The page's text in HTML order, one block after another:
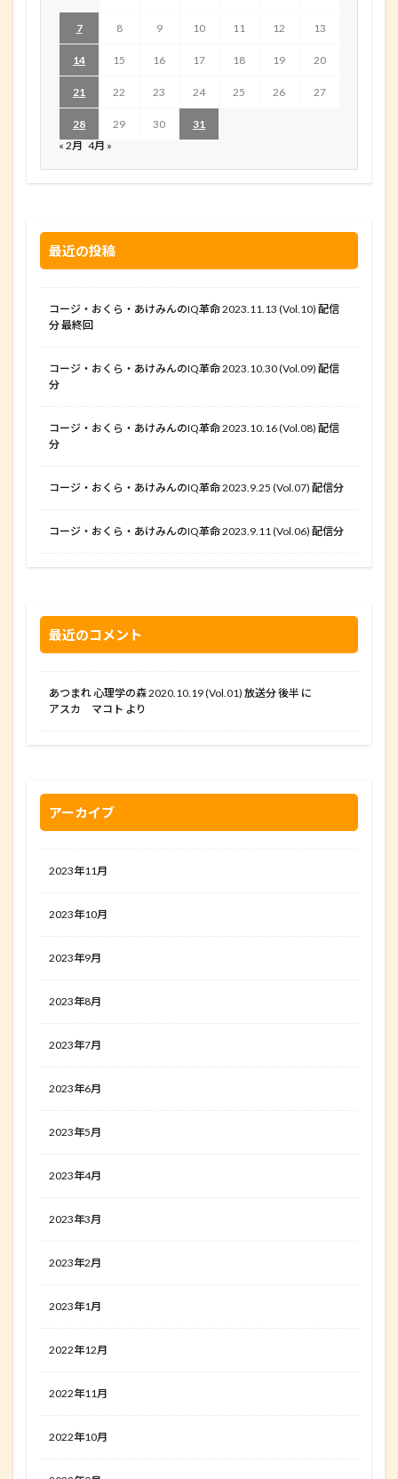
7 8 9 10 11 12 13
14 15 16 17 18 19 20
21 22 23 24 25 26 27
28 29 30
31
« 2月 4月 »
最近の投稿
コージ・おくら・あけみんのIQ革命 2023.11.13 (Vol.10) 配信
分 最終回
コージ・おくら・あけみんのIQ革命 2023.10.30 (Vol.09) 配信
分
コージ・おくら・あけみんのIQ革命 2023.10.16 (Vol.08) 配信
分
コージ・おくら・あけみんのIQ革命 2023.9.25 (Vol.07) 配信分
コージ・おくら・あけみんのIQ革命 2023.9.11 (Vol.06) 配信分
最近のコメント
あつまれ 心理学の森 2020.10.19 (Vol.01) 放送分 後半 に
アスカ マコト より
アーカイブ
2023年11月
2023年10月
2023年9月
2023年8月
2023年7月
2023年6月
2023年5月
2023年4月
2023年3月
2023年2月
2023年1月
2022年12月
2022年11月
2022年10月